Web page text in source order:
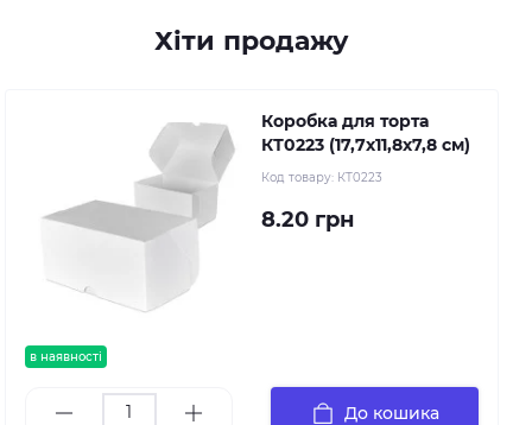
Хіти продажу
в наявності
Коробка для торта
КТ0223 (17,7х11,8х7,8 см)
Код товару: КТ0223
8.20 грн
До кошика